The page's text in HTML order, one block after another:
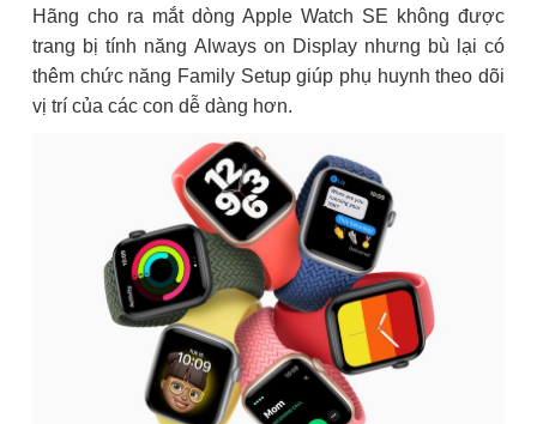
Hãng cho ra mắt dòng Apple Watch SE không được
trang bị tính năng Always on Display nhưng bù lại có
thêm chức năng Family Setup giúp phụ huynh theo dõi
vị trí của các con dễ dàng hơn.